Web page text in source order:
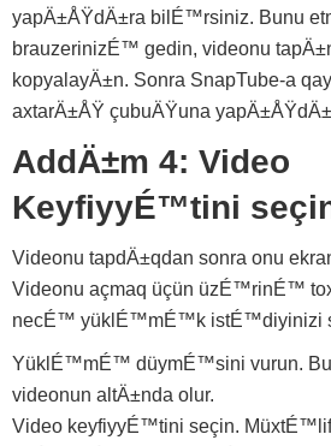
yapÄ±ÅŸdÄ±ra bilÉ™rsiniz. Bunu
brauzerinizÉ™ gedin, videonu
kopyalayÄ±n. Sonra SnapTube-a
axtarÄ±ÅŸ çubuÄŸuna
AddÄ±m 4: Video
KeyfiyyÉ™tini
Videonu tapdÄ±qdan sonra onu
Videonu açmaq üçün üzÉ™rinÉ™
necÉ™ yüklÉ™mÉ™k istÉ™diyinizi
YüklÉ™mÉ™ düymÉ™sini vurun.
videonun altÄ±nda olur.
Video keyfiyyÉ™tini seçin.